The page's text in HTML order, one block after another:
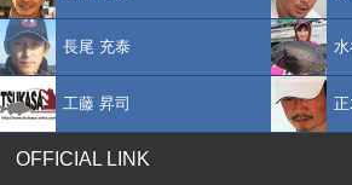
長尾 充泰
工藤 昇司 正
OFFICIAL LINK